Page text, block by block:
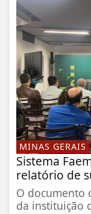
MINAS GERAIS
Sistema
relatório de
O documento
da instituição